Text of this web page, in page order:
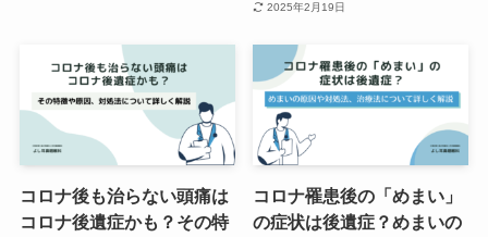
2025年2月19日
コロナ後も治らない頭痛は
コロナ後遺症かも？その特
コロナ罹患後の「めまい」
の症状は後遺症？めまいの